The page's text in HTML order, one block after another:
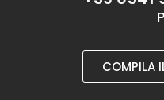
COMPILA